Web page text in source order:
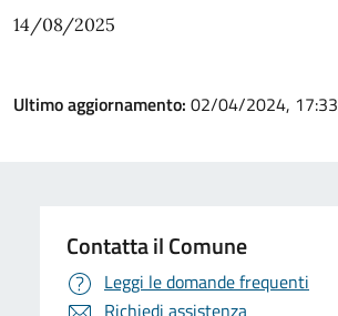
14/08/2025
Ultimo aggiornamento: 02/04/2024, 17:33
Contatta il Comune
Leggi le domande frequenti
Richiedi assistenza